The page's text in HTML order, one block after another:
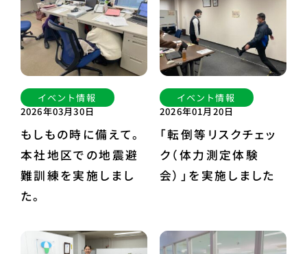
もしもの時に備えて。
本社地区での地震避
難訓練を実施しまし
た。
イベント情報
2026年03月30日
「転倒等リスクチェッ
ク（体力測定体験
会）」を実施しました
イベント情報
2026年01月20日